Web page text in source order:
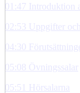
01:47 Introduktion
02:53 Uppgifter
04:30
05:08 Övningssalar
05:51 Hörsalarna